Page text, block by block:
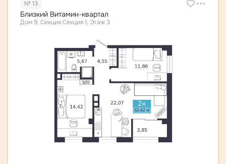
№ 13
Близкий Витамин-квартал
Дом 9, Секция Секция 1, Этаж 3